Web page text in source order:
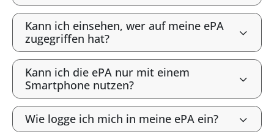
Kann ich einsehen, wer auf meine ePA
zugegriffen hat?
Kann ich die ePA nur mit einem
Smartphone nutzen?
Wie logge ich mich in meine ePA ein?